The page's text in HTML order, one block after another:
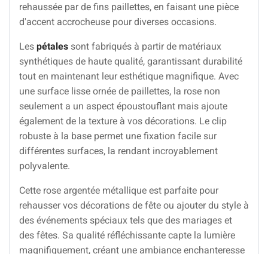
rehaussée par de fins paillettes, en faisant une pièce
d'accent accrocheuse pour diverses occasions.
Les pétales sont fabriqués à partir de matériaux
synthétiques de haute qualité, garantissant durabilité
tout en maintenant leur esthétique magnifique. Avec
une surface lisse ornée de paillettes, la rose non
seulement a un aspect époustouflant mais ajoute
également de la texture à vos décorations. Le clip
robuste à la base permet une fixation facile sur
différentes surfaces, la rendant incroyablement
polyvalente.
Cette rose argentée métallique est parfaite pour
rehausser vos décorations de fête ou ajouter du style à
des événements spéciaux tels que des mariages et
des fêtes. Sa qualité réfléchissante capte la lumière
magnifiquement, créant une ambiance enchanteresse